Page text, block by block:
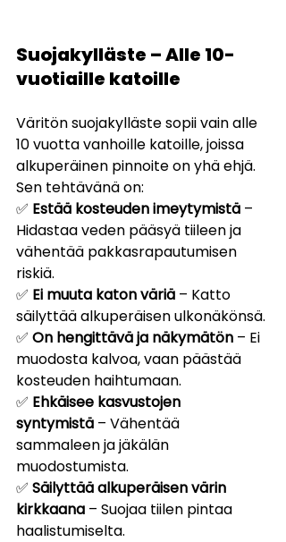
Suojakylläste – Alle 10-
vuotiaille katoille
Väritön suojakylläste sopii vain alle
10 vuotta vanhoille katoille, joissa
alkuperäinen pinnoite on yhä ehjä.
Sen tehtävänä on:
✅ Estää kosteuden imeytymistä –
Hidastaa veden pääsyä tiileen ja
vähentää pakkasrapautumisen
riskiä.
✅ Ei muuta katon väriä – Katto
säilyttää alkuperäisen ulkonäkönsä.
✅ On hengittävä ja näkymätön – Ei
muodosta kalvoa, vaan päästää
kosteuden haihtumaan.
✅ Ehkäisee kasvustojen
syntymistä – Vähentää
sammaleen ja jäkälän
muodostumista.
✅ Säilyttää alkuperäisen värin
kirkkaana – Suojaa tiilen pintaa
haalistumiselta.